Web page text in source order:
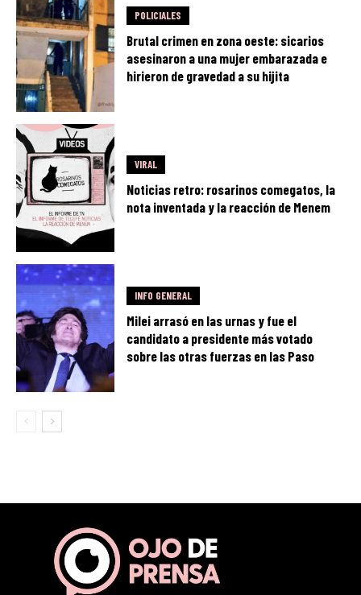
POLICIALES
Brutal crimen en zona oeste: sicarios
asesinaron a una mujer embarazada e
hirieron de gravedad a su hijita
VIRAL
Noticias retro: rosarinos comegatos, la
nota inventada y la reacción de Menem
INFO GENERAL
Milei arrasó en las urnas y fue el
candidato a presidente más votado
sobre las otras fuerzas en las Paso